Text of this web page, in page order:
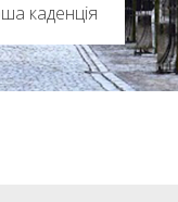
каденція